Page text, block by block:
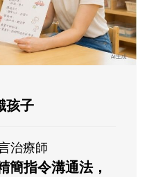
孩子
治療師
簡指令溝通法，